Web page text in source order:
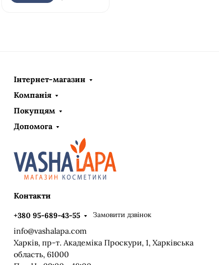
Інтернет-магазин
Компанія
Покупцям
Допомога
Контакти
+380 95-689-43-55 Замовити дзвінок
info@vashalapa.com
Харків, пр-т. Академіка Проскури, 1, Харківська
область, 61000